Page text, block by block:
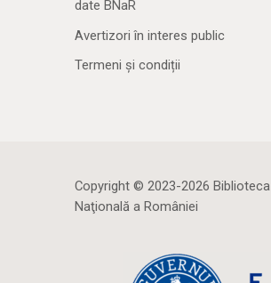
date BNaR
Avertizori în interes public
Termeni și condiții
Copyright © 2023-2026 Biblioteca
Naţională a României